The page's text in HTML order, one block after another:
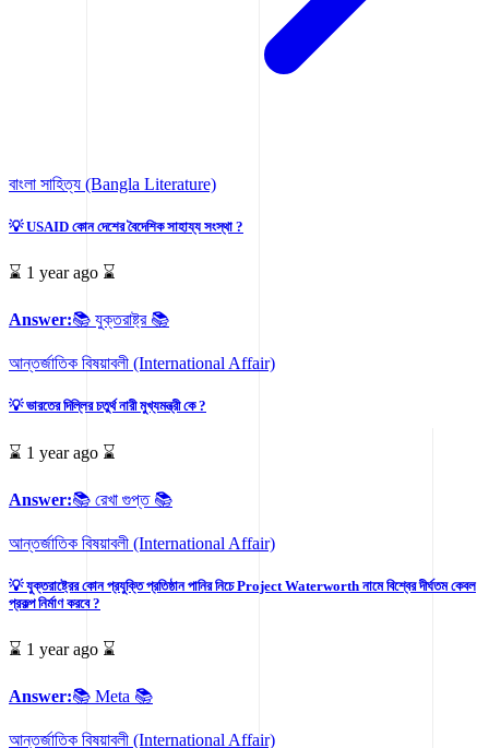
বাংলা সাহিত্য (Bangla Literature)
💡 USAID কোন দেশের বৈদেশিক সাহায্য সংস্থা ?
⌛ 1 year ago ⌛
Answer:📚 যুক্তরাষ্ট্র 📚
আন্তর্জাতিক বিষয়াবলী (International Affair)
💡 ভারতের দিল্লির চতুর্থ নারী মুখ্যমন্ত্রী কে ?
⌛ 1 year ago ⌛
Answer:📚 রেখা গুপ্ত 📚
আন্তর্জাতিক বিষয়াবলী (International Affair)
💡 যুক্তরাষ্ট্রের কোন প্রযুক্তি প্রতিষ্ঠান পানির নিচে Project Waterworth নামে বিশ্বের দীর্ঘতম কেবল
প্রকল্প নির্মাণ করবে ?
⌛ 1 year ago ⌛
Answer:📚 Meta 📚
আন্তর্জাতিক বিষয়াবলী (International Affair)